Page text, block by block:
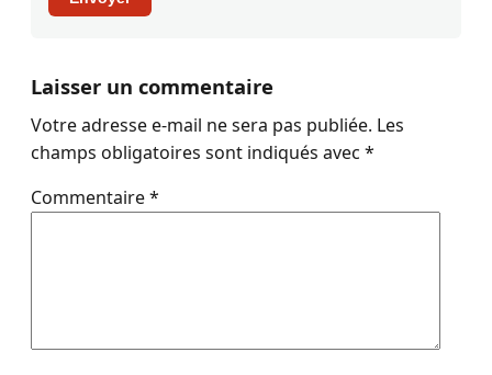
Laisser un commentaire
Votre adresse e-mail ne sera pas publiée. Les
champs obligatoires sont indiqués avec *
Commentaire*